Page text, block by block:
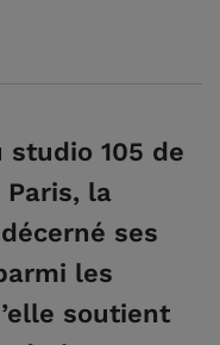
105 de
la
ses
les
soutient